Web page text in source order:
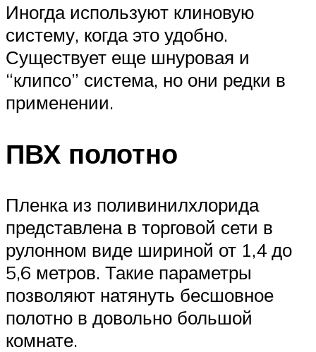
Иногда используют клиновую
систему, когда это удобно.
Существует еще шнуровая и
“клипсо” система, но они редки в
применении.
ПВХ полотно
Пленка из поливинилхлорида
представлена в торговой сети в
рулонном виде шириной от 1,4 до
5,6 метров. Такие параметры
позволяют натянуть бесшовное
полотно в довольно большой
комнате.